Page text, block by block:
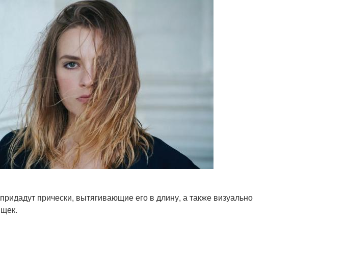
прически, вытягивающие его в длину, а также визуально